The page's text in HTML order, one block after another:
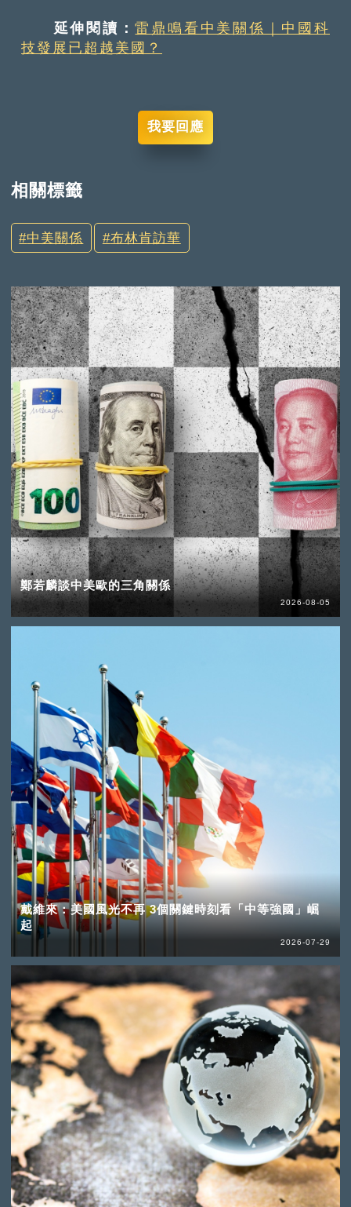
延伸閱讀：雷鼎鳴看中美關係｜中國科
技發展已超越美國？
我要回應
相關標籤
中美關係 布林肯訪華
鄭若麟談中美歐的三角關係
2026-08-05
戴維來：美國風光不再 3個關鍵時刻看「中等強國」崛
起
2026-07-29